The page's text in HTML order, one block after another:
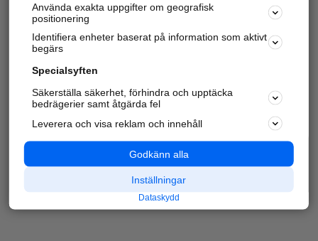
Använda exakta uppgifter om geografisk
positionering
Identifiera enheter baserat på information som aktivt
begärs
Specialsyften
Säkerställa säkerhet, förhindra och upptäcka
bedrägerier samt åtgärda fel
Leverera och visa reklam och innehåll
Godkänn alla
Inställningar
Dataskydd